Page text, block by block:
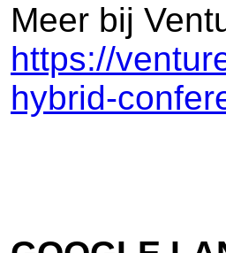
Meer bij
https://
hybrid-